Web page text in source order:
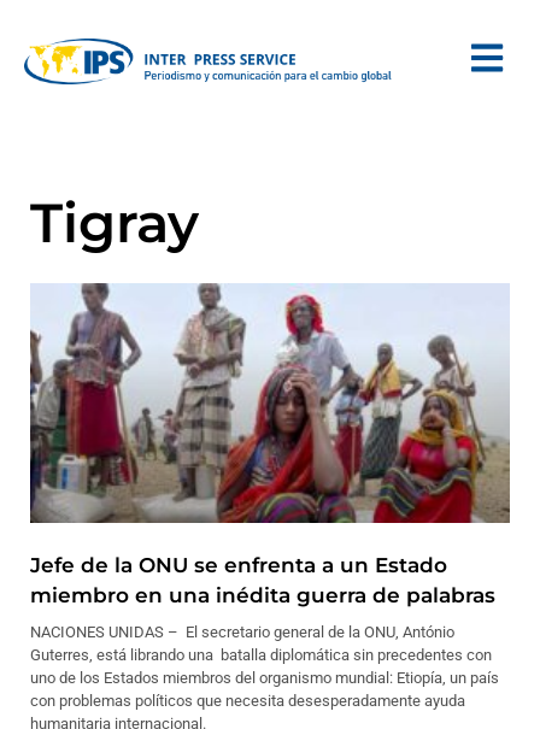
Tigray
Jefe de la ONU se enfrenta a un Estado
miembro en una inédita guerra de palabras
NACIONES UNIDAS – El secretario general de la ONU, António
Guterres, está librando una batalla diplomática sin precedentes con
uno de los Estados miembros del organismo mundial: Etiopía, un país
con problemas políticos que necesita desesperadamente ayuda
humanitaria internacional.